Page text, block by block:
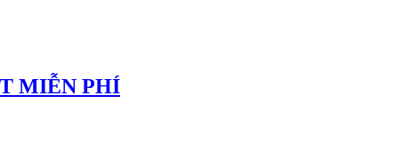
MIỄN PHÍ